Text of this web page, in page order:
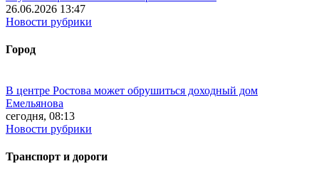
26.06.2026 13:47
Новости рубрики
Город
В центре Ростова может обрушиться доходный дом
Емельянова
сегодня, 08:13
Новости рубрики
Транспорт и дороги